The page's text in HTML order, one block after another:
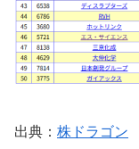
出典： 株ドラゴン